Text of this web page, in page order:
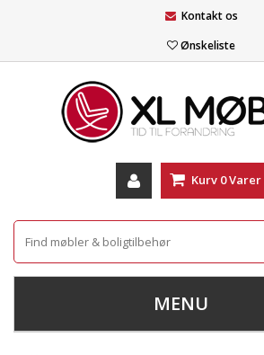
Kontakt os
Ønskeliste
Kurv 0Varer
MENU